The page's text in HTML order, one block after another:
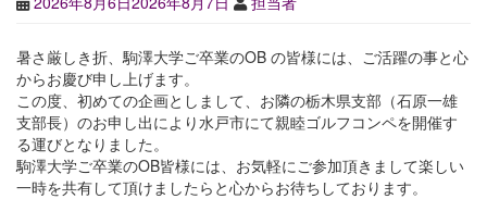
暑さ厳しき折、駒澤大学ご卒業のOB の皆様には、ご活躍の事と心
からお慶び申し上げます。
この度、初めての企画としまして、お隣の栃木県支部（石原一雄
支部長）のお申し出により水戸市にて親睦ゴルフコンペを開催す
る運びとなりました。
駒澤大学ご卒業のOB皆様には、お気軽にご参加頂きまして楽しい
一時を共有して頂けましたらと心からお待ちしております。